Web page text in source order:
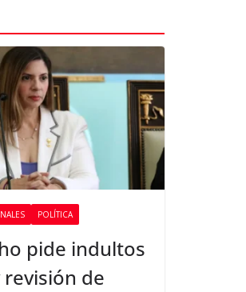
POLÍTICA
pide indultos
de